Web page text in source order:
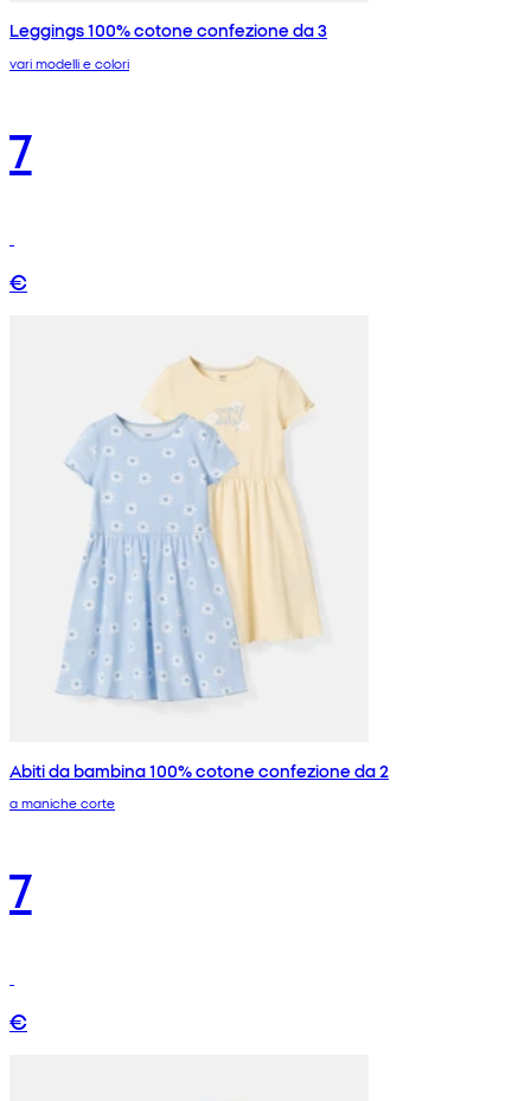
Leggings 100% cotone confezione da 3
vari modelli e colori
7
€
Abiti da bambina 100% cotone confezione da 2
a maniche corte
7
€